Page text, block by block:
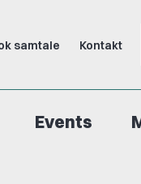
samtale Kontakt
Events